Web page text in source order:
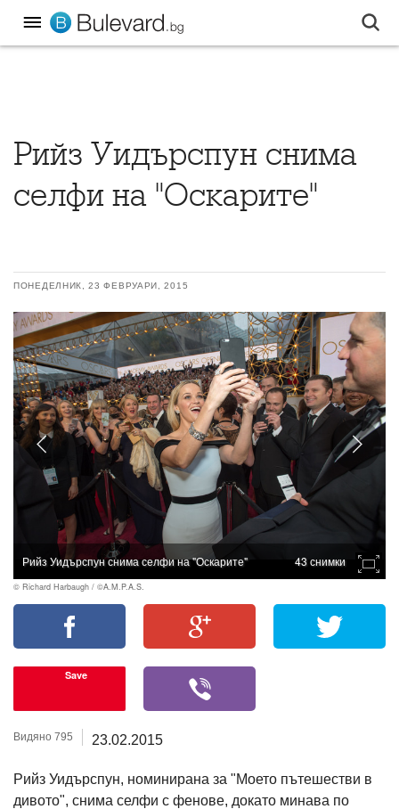
Рийз Уидърспун снима
селфи на "Оскарите"
ПОНЕДЕЛНИК, 23 ФЕВРУАРИ, 2015
Рийз Уидърспун снима селфи на "Оскарите" 43 снимки
© Richard Harbaugh / ©A.M.P.A.S.
Save
Видяно 795 23.02.2015
Рийз Уидърспун, номинирана за "Моето пътешестви в
дивото", снима селфи с фенове, докато минава по